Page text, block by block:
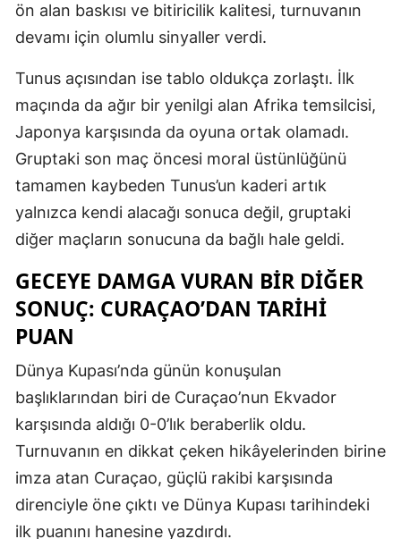
ön alan baskısı ve bitiricilik kalitesi, turnuvanın
devamı için olumlu sinyaller verdi.
Tunus açısından ise tablo oldukça zorlaştı. İlk
maçında da ağır bir yenilgi alan Afrika temsilcisi,
Japonya karşısında da oyuna ortak olamadı.
Gruptaki son maç öncesi moral üstünlüğünü
tamamen kaybeden Tunus’un kaderi artık
yalnızca kendi alacağı sonuca değil, gruptaki
diğer maçların sonucuna da bağlı hale geldi.
GECEYE DAMGA VURAN BIR DIĞER
SONUÇ: CURAÇAO’DAN TARIHI
PUAN
Dünya Kupası’nda günün konuşulan
başlıklarından biri de Curaçao’nun Ekvador
karşısında aldığı 0-0’lık beraberlik oldu.
Turnuvanın en dikkat çeken hikâyelerinden birine
imza atan Curaçao, güçlü rakibi karşısında
direnciyle öne çıktı ve Dünya Kupası tarihindeki
ilk puanını hanesine yazdırdı.